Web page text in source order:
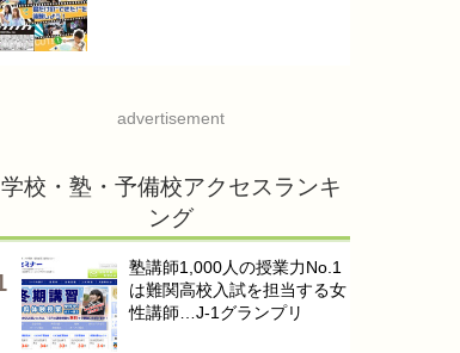
advertisement
学校・塾・予備校アクセスランキ
ング
塾講師1,000人の授業力No.1
は難関高校入試を担当する女
性講師…J-1グランプリ